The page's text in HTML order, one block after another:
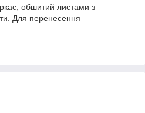
обшитий листами з
Для перенесення